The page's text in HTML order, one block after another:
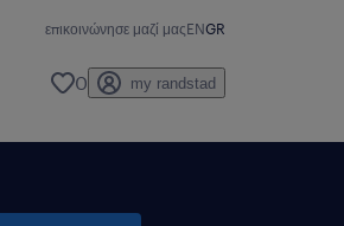
επικοινώνησε μαζί μαςENGR
0 my randstad